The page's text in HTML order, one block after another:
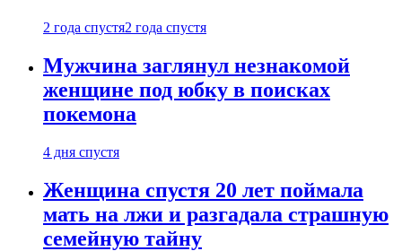
2 года спустя2 года спустя
Мужчина заглянул незнакомой
женщине под юбку в поисках
покемона
4 дня спустя
Женщина спустя 20 лет поймала
мать на лжи и разгадала страшную
семейную тайну